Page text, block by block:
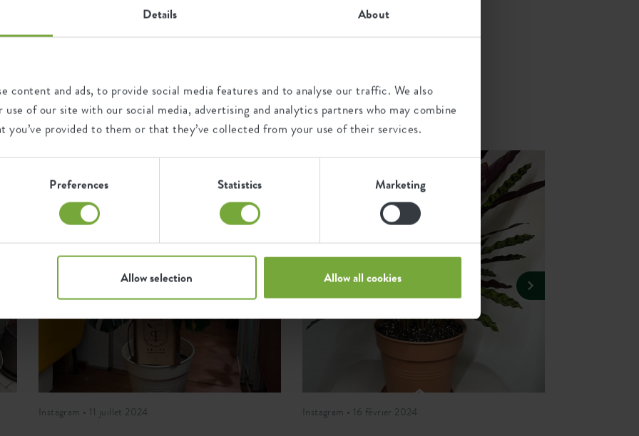
Details About
content and ads, to provide social media features and to analyse our traffic. We also
of our site with our social media, advertising and analytics partners who may combine
provided to them or that they’ve collected from your use of their services.
Preferences Statistics Marketing
Allow selection Allow all cookies
La collecte de
assortie est bénéfique
cela permet à l'eau
constitue un petit
donc prendre soin de vos
vous débutiez, la
à votre jardin ou à votre
le climat idéal pour la
et récolte,
Laissez-vous inspirer...
la manière dont les fans d'elho utilisent nos produits. Nous avons
ici pour vous les plus belles photos vertes partagées avec le
hashtag #elho.
Instagram • 11 juillet 2024 Instagram • 16 février 2024